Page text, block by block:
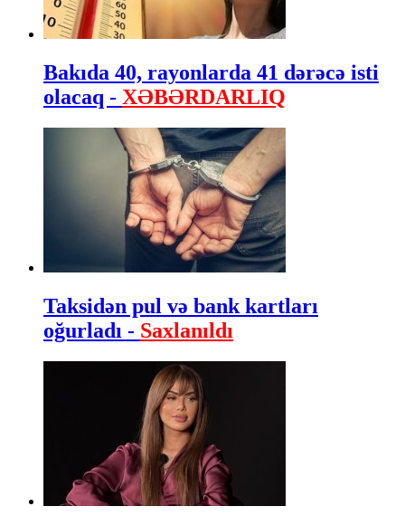
Bakıda 40, rayonlarda 41 dərəcə isti
olacaq - XƏBƏRDARLIQ
Taksidən pul və bank kartları
oğurladı - Saxlanıldı